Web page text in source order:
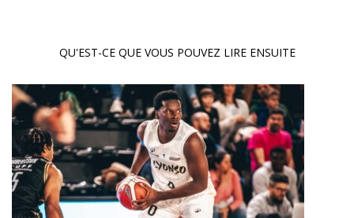
QU'EST-CE QUE VOUS POUVEZ LIRE ENSUITE